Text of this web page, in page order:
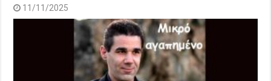
11/11/2025